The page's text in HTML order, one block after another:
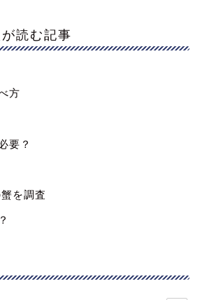
読む記事
方
要？
を調査